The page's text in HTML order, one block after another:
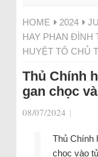
HOME 2024
HAY PHAN ĐÌNH
HUYỆT TÔ CHỦ
Thủ Chính
gan chọc
08/07/2024 |
Thủ Chính
chọc vào